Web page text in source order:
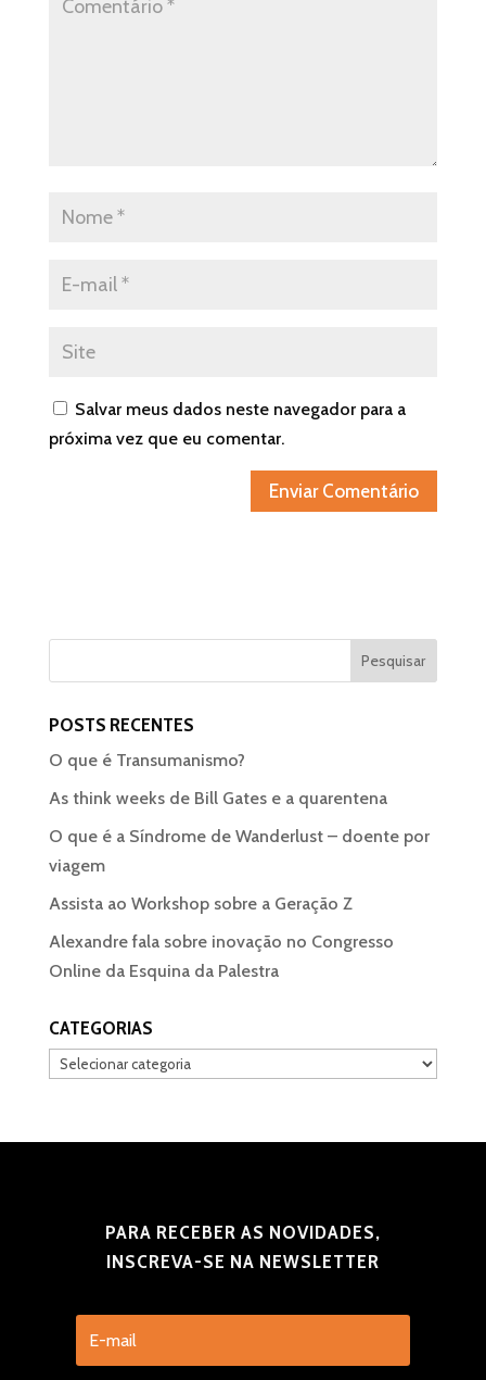
Salvar meus dados neste navegador para a
próxima vez que eu comentar.
POSTS RECENTES
O que é Transumanismo?
As think weeks de Bill Gates e a quarentena
O que é a Síndrome de Wanderlust – doente por
viagem
Assista ao Workshop sobre a Geração Z
Alexandre fala sobre inovação no Congresso
Online da Esquina da Palestra
CATEGORIAS
Categorias
PARA RECEBER AS NOVIDADES,
INSCREVA-SE NA NEWSLETTER